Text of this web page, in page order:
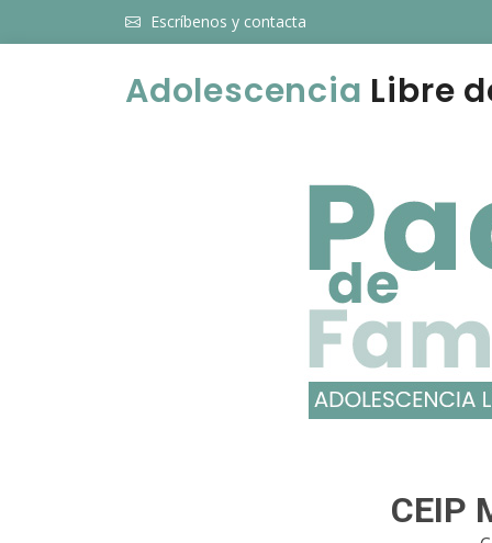
Escríbenos y contacta
Adolescencia Libre
CEIP